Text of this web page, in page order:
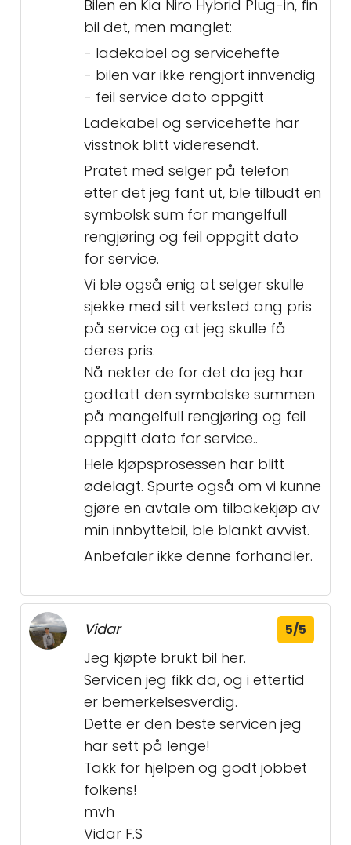
Bilen en Kia Niro Hybrid Plug-in, fin
bil det, men manglet:
- ladekabel og servicehefte
- bilen var ikke rengjort innvendig
- feil service dato oppgitt
Ladekabel og servicehefte har
visstnok blitt videresendt.
Pratet med selger på telefon
etter det jeg fant ut, ble tilbudt en
symbolsk sum for mangelfull
rengjøring og feil oppgitt dato
for service.
Vi ble også enig at selger skulle
sjekke med sitt verksted ang pris
på service og at jeg skulle få
deres pris.
Nå nekter de for det da jeg har
godtatt den symbolske summen
på mangelfull rengjøring og feil
oppgitt dato for service..
Hele kjøpsprosessen har blitt
ødelagt. Spurte også om vi kunne
gjøre en avtale om tilbakekjøp av
min innbyttebil, ble blankt avvist.
Anbefaler ikke denne forhandler.
Vidar 5/5
Jeg kjøpte brukt bil her.
Servicen jeg fikk da, og i ettertid
er bemerkelsesverdig.
Dette er den beste servicen jeg
har sett på lenge!
Takk for hjelpen og godt jobbet
folkens!
mvh
Vidar F.S